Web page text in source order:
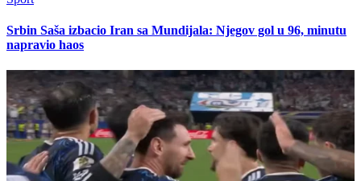
Srbin Saša izbacio Iran sa Mundijala: Njegov gol u 96, minutu
napravio haos